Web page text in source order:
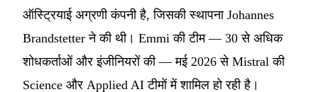
ऑस्ट्रियाई अग्रणी कंपनी है, जिसकी स्थापना Johannes
Brandstetter ने की थी। Emmi की टीम — 30 से अधिक
शोधकर्ताओं और इंजीनियरों की — मई 2026 से Mistral की
Science और Applied AI टीमों में शामिल हो रही है।